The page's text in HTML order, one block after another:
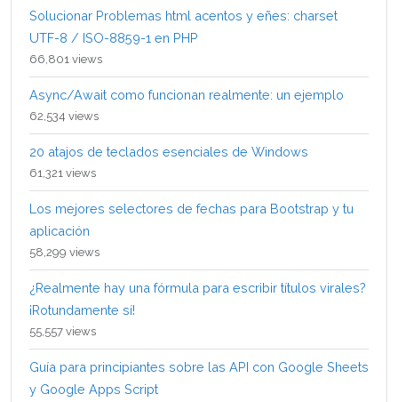
Solucionar Problemas html acentos y eñes: charset
UTF-8 / ISO-8859-1 en PHP
66,801 views
Async/Await como funcionan realmente: un ejemplo
62,534 views
20 atajos de teclados esenciales de Windows
61,321 views
Los mejores selectores de fechas para Bootstrap y tu
aplicación
58,299 views
¿Realmente hay una fórmula para escribir títulos virales?
¡Rotundamente sí!
55,557 views
Guía para principiantes sobre las API con Google Sheets
y Google Apps Script